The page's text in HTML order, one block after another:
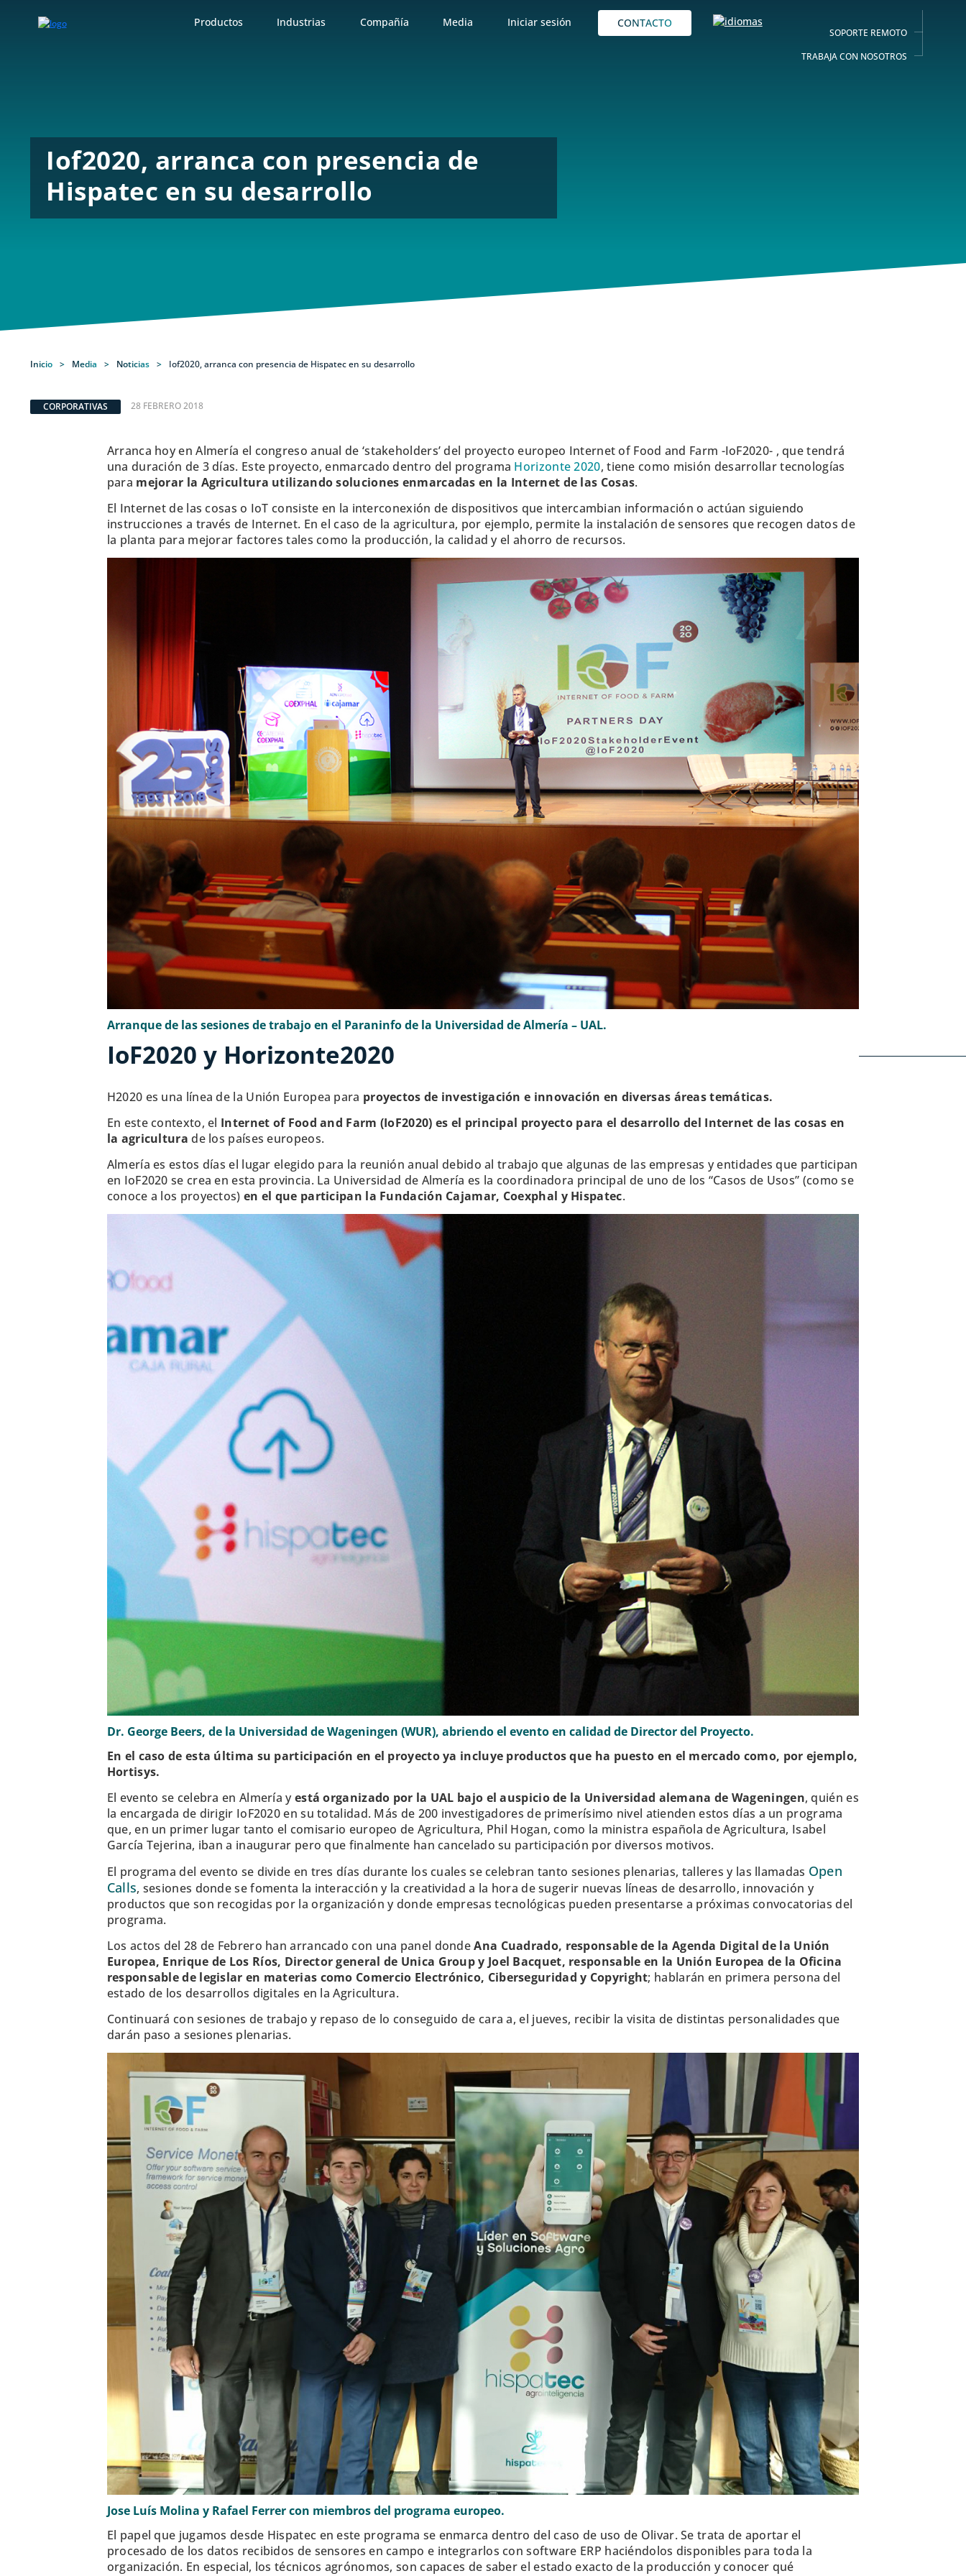
Productos Industrias Compañía Media Iniciar sesión CONTACTO
SOPORTE REMOTO
TRABAJA CON NOSOTROS
Iof2020, arranca con presencia de
Hispatec en su desarrollo
Inicio > Media > Noticias > Iof2020, arranca con presencia de Hispatec en su desarrollo
CORPORATIVAS 28 FEBRERO 2018
Arranca hoy en Almería el congreso anual de ‘stakeholders’ del proyecto europeo Internet of Food and Farm -IoF2020- , que tendrá
una duración de 3 días. Este proyecto, enmarcado dentro del programa Horizonte 2020, tiene como misión desarrollar tecnologías
para mejorar la Agricultura utilizando soluciones enmarcadas en la Internet de las Cosas.
El Internet de las cosas o IoT consiste en la interconexión de dispositivos que intercambian información o actúan siguiendo
instrucciones a través de Internet. En el caso de la agricultura, por ejemplo, permite la instalación de sensores que recogen datos de
la planta para mejorar factores tales como la producción, la calidad y el ahorro de recursos.
Arranque de las sesiones de trabajo en el Paraninfo de la Universidad de Almería – UAL.
IoF2020 y Horizonte2020
H2020 es una línea de la Unión Europea para proyectos de investigación e innovación en diversas áreas temáticas.
En este contexto, el Internet of Food and Farm (IoF2020) es el principal proyecto para el desarrollo del Internet de las cosas en
la agricultura de los países europeos.
Almería es estos días el lugar elegido para la reunión anual debido al trabajo que algunas de las empresas y entidades que participan
en IoF2020 se crea en esta provincia. La Universidad de Almería es la coordinadora principal de uno de los “Casos de Usos” (como se
conoce a los proyectos) en el que participan la Fundación Cajamar, Coexphal y Hispatec.
Dr. George Beers, de la Universidad de Wageningen (WUR), abriendo el evento en calidad de Director del Proyecto.
En el caso de esta última su participación en el proyecto ya incluye productos que ha puesto en el mercado como, por ejemplo,
Hortisys.
El evento se celebra en Almería y está organizado por la UAL bajo el auspicio de la Universidad alemana de Wageningen, quién es
la encargada de dirigir IoF2020 en su totalidad. Más de 200 investigadores de primerísimo nivel atienden estos días a un programa
que, en un primer lugar tanto el comisario europeo de Agricultura, Phil Hogan, como la ministra española de Agricultura, Isabel
García Tejerina, iban a inaugurar pero que finalmente han cancelado su participación por diversos motivos.
El programa del evento se divide en tres días durante los cuales se celebran tanto sesiones plenarias, talleres y las llamadas Open
Calls, sesiones donde se fomenta la interacción y la creatividad a la hora de sugerir nuevas líneas de desarrollo, innovación y
productos que son recogidas por la organización y donde empresas tecnológicas pueden presentarse a próximas convocatorias del
programa.
Los actos del 28 de Febrero han arrancado con una panel dondeAna Cuadrado, responsable de la Agenda Digital de la Unión
Europea, Enrique de Los Ríos, Director general de Unica Group y Joel Bacquet, responsable en la Unión Europea de la Oficina
responsable de legislar en materias como Comercio Electrónico, Ciberseguridad y Copyright; hablarán en primera persona del
estado de los desarrollos digitales en la Agricultura.
Continuará con sesiones de trabajo y repaso de lo conseguido de cara a, el jueves, recibir la visita de distintas personalidades que
darán paso a sesiones plenarias.
Jose Luís Molina y Rafael Ferrer con miembros del programa europeo.
El papel que jugamos desde Hispatec en este programa se enmarca dentro del caso de uso de Olivar. Se trata de aportar el
procesado de los datos recibidos de sensores en campo e integrarlos con software ERP haciéndolos disponibles para toda la
organización. En especial, los técnicos agrónomos, son capaces de saber el estado exacto de la producción y conocer qué